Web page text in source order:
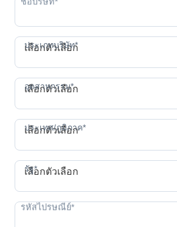
ประเภทบริษัท*
เลือกตัวเลือก
อุตสาหกรรม*
เลือกตัวเลือก
ประเทศ/ภูมิภาค*
เลือกตัวเลือก
รัฐ*
เลือกตัวเลือก